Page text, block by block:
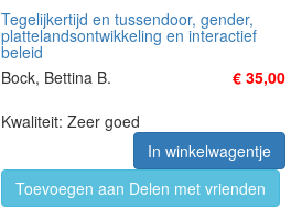
Tegelijkertijd en tussendoor, gender,
plattelandsontwikkeling en interactief
beleid
Bock, Bettina B.
€ 35,00
Kwaliteit: Zeer goed
In winkelwagentje
Toevoegen aan Delen met vrienden